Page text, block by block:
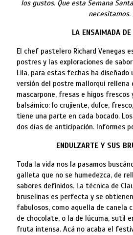
los gustos. Que esta Semana
necesitamos.
LA ENSAIMADA
El chef pastelero Richard Venegas
postres y las exploraciones de
Lila, para estas fechas ha diseñado
versión del postre mallorquí rellena
mascarpone, fresas e higos frescos
balsámico: lo crujiente, dulce,
tiene una parte en cada bocado.
dos días de anticipación. Informes
ENDULZARTE Y SUS
Toda la vida nos la pasamos
galleta que no se humedezca, de
sabores definidos. La técnica de
bruselinas es perfecta y se
fabulosos, como aquella de canela
de chocolate, o la de lúcuma, sutil
fruta intensa. Acá no acaba el